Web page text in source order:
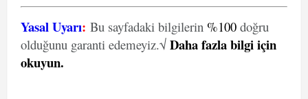
Yasal Uyarı: Bu sayfadaki bilgilerin %100 doğru
olduğunu garanti edemeyiz.√ Daha fazla bilgi için
okuyun.